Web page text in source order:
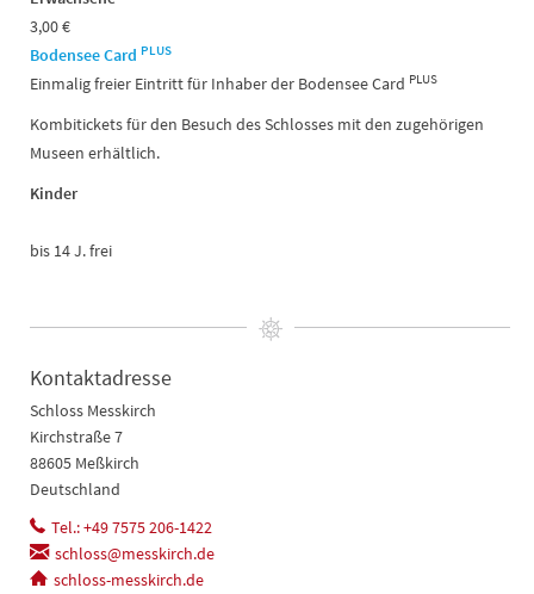
3,00 €
Bodensee Card PLUS
Einmalig freier Eintritt für Inhaber der Bodensee Card PLUS
Kombitickets für den Besuch des Schlosses mit den zugehörigen
Museen erhältlich.
Kinder
bis 14 J. frei
Kontaktadresse
Schloss Messkirch
Kirchstraße 7
88605 Meßkirch
Deutschland
Tel.: +49 7575 206-1422
schloss@messkirch.de
schloss-messkirch.de